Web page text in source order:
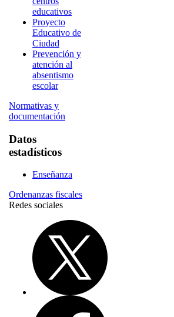
educativos
Proyecto
Educativo de
Ciudad
Prevención y
atención al
absentismo
escolar
Normativas y
documentación
Datos
estadísticos
Enseñanza
Ordenanzas fiscales
Redes sociales